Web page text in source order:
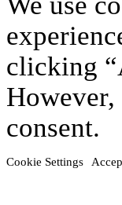
Up
clicking
consent.
Cookie Settings